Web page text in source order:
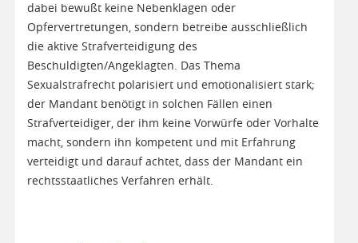
dabei bewußt keine Nebenklagen oder
Opfervertretungen, sondern betreibe ausschließlich
die aktive Strafverteidigung des
Beschuldigten/Angeklagten. Das Thema
Sexualstrafrecht polarisiert und emotionalisiert stark;
der Mandant benötigt in solchen Fällen einen
Strafverteidiger, der ihm keine Vorwürfe oder Vorhalte
macht, sondern ihn kompetent und mit Erfahrung
verteidigt und darauf achtet, dass der Mandant ein
rechtsstaatliches Verfahren erhält.